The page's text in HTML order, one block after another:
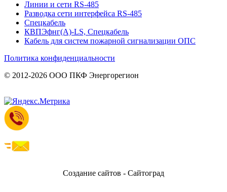
Линии и сети RS-485
Разводка сети интерфейса RS-485
Спецкабель
КВПЭфнг(А)-LS, Спецкабель
Кабель для систем пожарной сигнализации ОПС
Политика конфиденциальности
© 2012-2026 ООО ПКФ Энергорегион
Создание сайтов - Сайтоград